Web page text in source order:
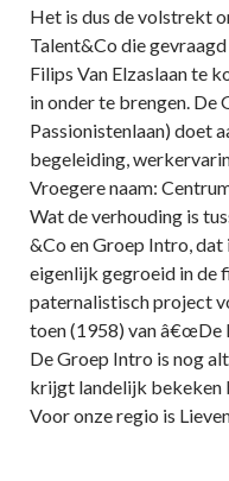
Het is dus de volstrekt
Talent&Co die
Filips Van Elzaslaan te
in onder te brengen. De
Passionistenlaan) doet
begeleiding,
Vroegere naam:
Wat de verhouding is
&Co en Groep Intro, dat
eigenlijk gegroeid in de
paternalistisch project
toen (1958) van â€œDe
De Groep Intro is nog
krijgt landelijk bekeken
Voor onze regio is